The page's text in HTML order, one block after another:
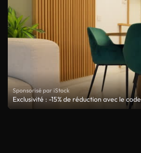
Sponsorisé par iStock
Exclusivité : -15% de réduction avec le code